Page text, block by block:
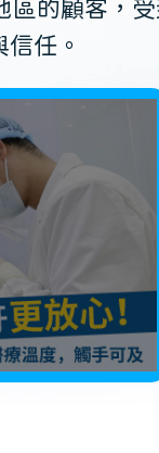
區的顧客，
任。